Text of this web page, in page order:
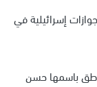
إسرائيلية في
باسمها حسن